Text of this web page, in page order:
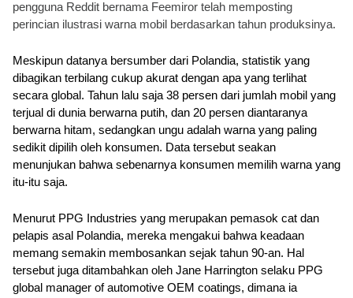
pengguna Reddit bernama Feemiror telah memposting
perincian ilustrasi warna mobil berdasarkan tahun produksinya.
Meskipun datanya bersumber dari Polandia, statistik yang
dibagikan terbilang cukup akurat dengan apa yang terlihat
secara global. Tahun lalu saja 38 persen dari jumlah mobil yang
terjual di dunia berwarna putih, dan 20 persen diantaranya
berwarna hitam, sedangkan ungu adalah warna yang paling
sedikit dipilih oleh konsumen. Data tersebut seakan
menunjukan bahwa sebenarnya konsumen memilih warna yang
itu-itu saja.
Menurut PPG Industries yang merupakan pemasok cat dan
pelapis asal Polandia, mereka mengakui bahwa keadaan
memang semakin membosankan sejak tahun 90-an. Hal
tersebut juga ditambahkan oleh Jane Harrington selaku PPG
global manager of automotive OEM coatings, dimana ia